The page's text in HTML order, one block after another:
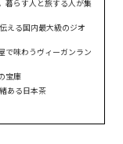
暮らす人と旅する人が集
える国内最大級のジオ
で味わうヴィーガンラン
宝庫
ある日本茶